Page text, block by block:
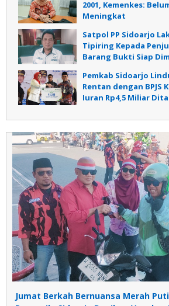
2001, Kemenkes:
Meningkat
Satpol PP Sidoarjo
Tipiring Kepada
Barang Bukti Siap
Pemkab Sidoarjo
Rentan dengan BPJS
Iuran Rp4,5 Miliar
Jumat Berkah Bernuansa Merah